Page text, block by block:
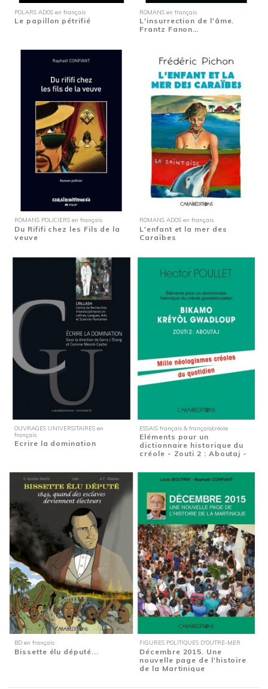
POLARS ADOS en français
Le papillon pétrifié
ROMANS en français
L'insurrection de l'âme.
Frantz Fanon…
ROMANS POLICIERS en français
Du Rififi chez les Fils de la
veuve
ROMANS ADOS en français
L'enfant et la mer des
Caraïbes
OUVRAGES UNIVERSITAIRES en
français
Ecrire la domination
ESSAIS français & français/créole
Eléments pour un
dictionnaire historique du
créole - Zouti 2 : Aboutaj -
BD en français
Bissette élu député...
FIGURES POLITIQUES D'OUTRE-MER
Décembre 2015. Une
nouvelle page de l'histoire
de la Martinique